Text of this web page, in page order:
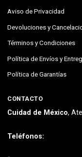
Aviso de Privacidad
Devoluciones y
Términos y Condiciones
Política de Envíos y
Política de Garantías
CONTACTO
Cuidad de México,
Teléfonos: